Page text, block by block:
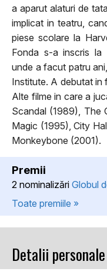
a aparut alaturi de
implicat in teatru,
piese scolare la
Fonda s-a inscris la
unde a facut patru
Institute. A debutat in
Alte filme in care a
Scandal (1989), The
Magic (1995), City
Monkeybone (2001).
Premii
2 nominalizări Globul
Toate premiile »
Detalii personale